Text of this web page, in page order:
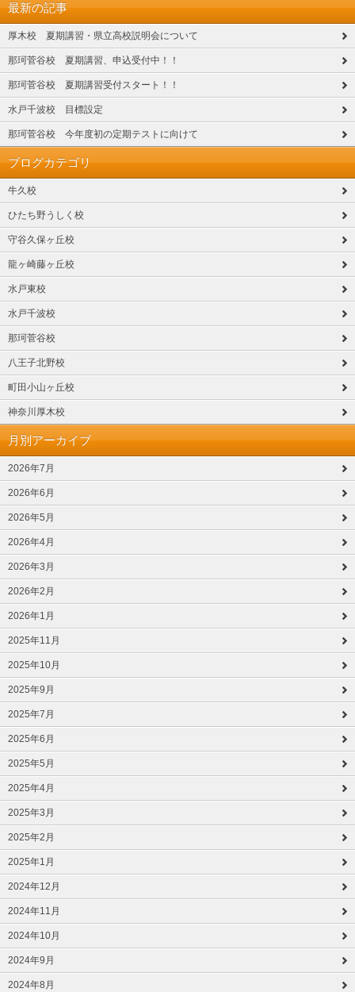
最新の記事
厚木校 夏期講習・県立高校説明会について
那珂菅谷校 夏期講習、申込受付中！！
那珂菅谷校 夏期講習受付スタート！！
水戸千波校 目標設定
那珂菅谷校 今年度初の定期テストに向けて
ブログカテゴリ
牛久校
ひたち野うしく校
守谷久保ヶ丘校
龍ヶ崎藤ヶ丘校
水戸東校
水戸千波校
那珂菅谷校
八王子北野校
町田小山ヶ丘校
神奈川厚木校
月別アーカイブ
2026年7月
2026年6月
2026年5月
2026年4月
2026年3月
2026年2月
2026年1月
2025年11月
2025年10月
2025年9月
2025年7月
2025年6月
2025年5月
2025年4月
2025年3月
2025年2月
2025年1月
2024年12月
2024年11月
2024年10月
2024年9月
2024年8月